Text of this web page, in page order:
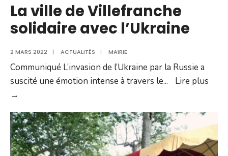
La ville de Villefranche
solidaire avec l’Ukraine
2 MARS 2022 | ACTUALITÉS | MAIRIE
Communiqué L’invasion de l’Ukraine par la Russie a
suscité une émotion intense à travers le...
Lire plus
→
de
Villefranche
solidaire